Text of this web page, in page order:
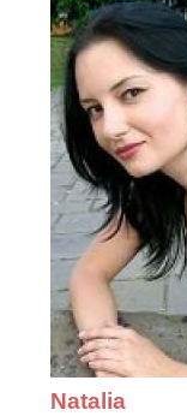
Natalia